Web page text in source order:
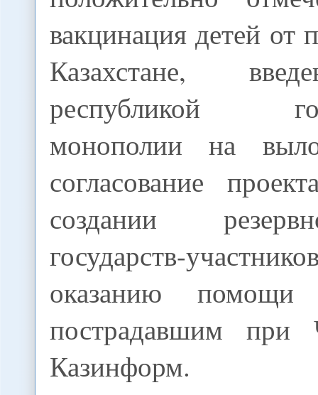
вакцинация детей от
Казахстане,
республикой
монополии на
согласование
создании
государств-
оказанию помощи
пострадавшим при
Казинформ.